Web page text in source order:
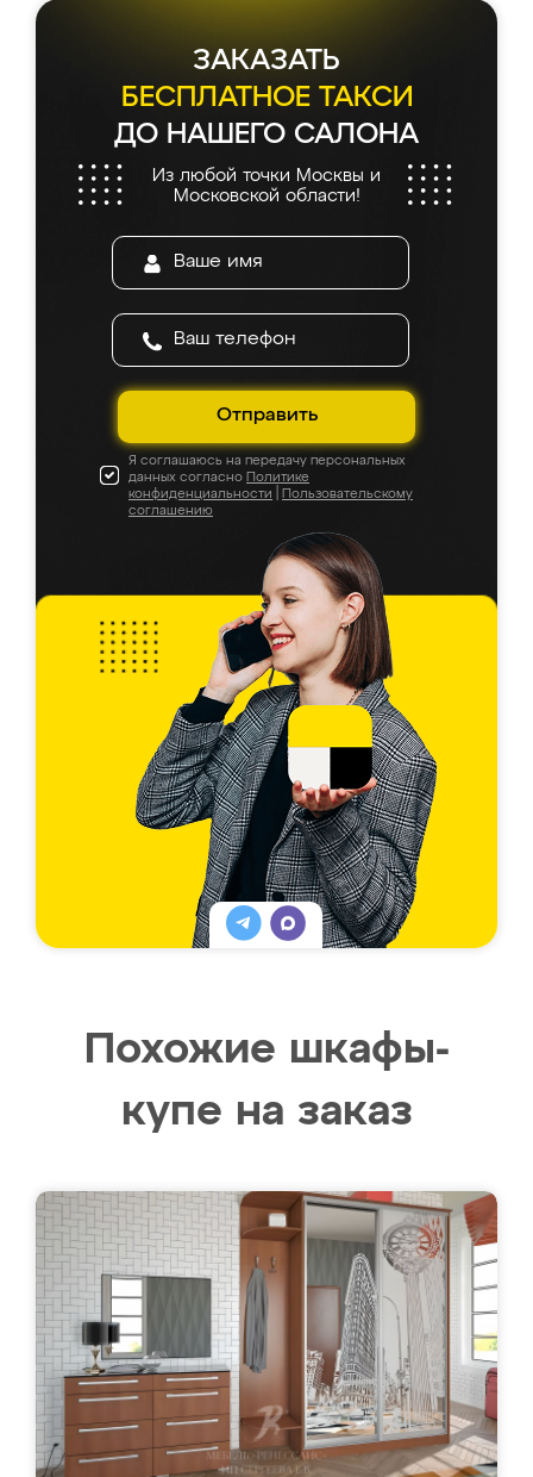
ЗАКАЗАТЬ
БЕСПЛАТНОЕ ТАКСИ
ДО НАШЕГО САЛОНА
Из любой точки Москвы и
Московской области!
Отправить
Я соглашаюсь на передачу персональных
данных согласно Политике
конфиденциальности
Пользовательскому
соглашению
Похожие шкафы-
купе на заказ